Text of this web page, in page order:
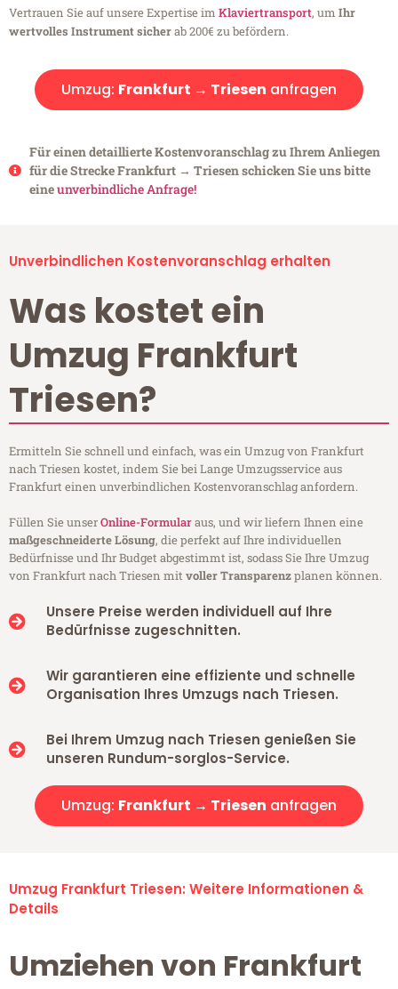
Vertrauen Sie auf unsere Expertise im Klaviertransport, um Ihr
wertvolles Instrument sicherab 200€ zu befördern.
Umzug: Frankfurt → Triesen anfragen
Für einen detaillierte Kostenvoranschlag zu Ihrem Anliegen
für die Strecke Frankfurt → Triesen schicken Sie uns bitte
eineunverbindliche Anfrage!
Unverbindlichen Kostenvoranschlag erhalten
Was kostet ein
Umzug Frankfurt
Triesen?
Ermitteln Sie schnell und einfach, was ein Umzug von Frankfurt
nach Triesen kostet, indem Sie bei Lange Umzugsservice aus
Frankfurt einen unverbindlichen Kostenvoranschlag anfordern.
Füllen Sie unserOnline-Formularaus, und wir liefern Ihnen eine
maßgeschneiderte Lösung, die perfekt auf Ihre individuellen
Bedürfnisse und Ihr Budget abgestimmt ist, sodass Sie Ihre Umzug
von Frankfurt nach Triesen mitvoller Transparenzplanen können.
Unsere Preise werden individuell auf Ihre
Bedürfnisse zugeschnitten.
Wir garantieren eine effiziente und schnelle
Organisation Ihres Umzugs nach Triesen.
Bei Ihrem Umzug nach Triesen genießen Sie
unseren Rundum-sorglos-Service.
Umzug: Frankfurt → Triesen anfragen
Umzug Frankfurt Triesen: Weitere Informationen &
Details
Umziehen von Frankfurt